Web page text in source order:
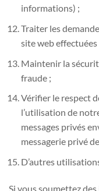
informations) ;
Traiter les
site web
Maintenir la
fraude ;
Vérifier le respect
l’utilisation de
messages privés
messagerie privé
D’autres
Si vous soumettez